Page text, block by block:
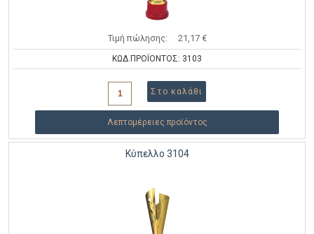
Τιμή πώλησης: 21,17 €
ΚΩΔ.ΠΡΟΪΟΝΤΟΣ: 3103
Λεπτομέρειες προϊόντος
Κύπελλο 3104